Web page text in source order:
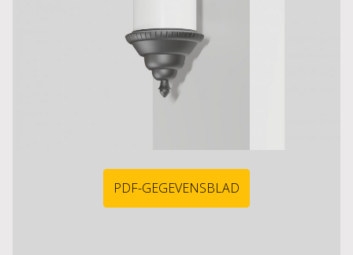
PDF-GEGEVENSBLAD